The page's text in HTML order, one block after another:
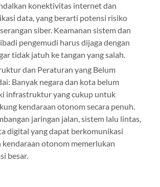
konektivitas internet dan
data, yang berarti potensi risiko
siber. Keamanan sistem dan
pengemudi harus dijaga dengan
tidak jatuh ke tangan yang salah.
dan Peraturan yang Belum
Banyak negara dan kota belum
infrastruktur yang cukup untuk
kendaraan otonom secara penuh.
jaringan jalan, sistem lalu lintas,
digital yang dapat berkomunikasi
kendaraan otonom memerlukan
besar.